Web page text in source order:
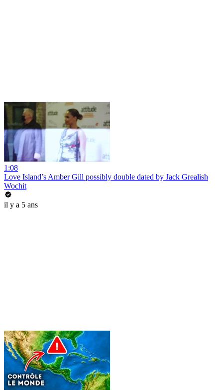
1:08
Love Island’s Amber Gill possibly double dated by Jack Grealish
Wochit
il y a 5 ans